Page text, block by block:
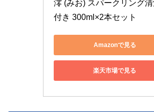
澪 (みお) スパークリング
付き 300ml×2本セット
Amazonで見る
楽天市場で見る